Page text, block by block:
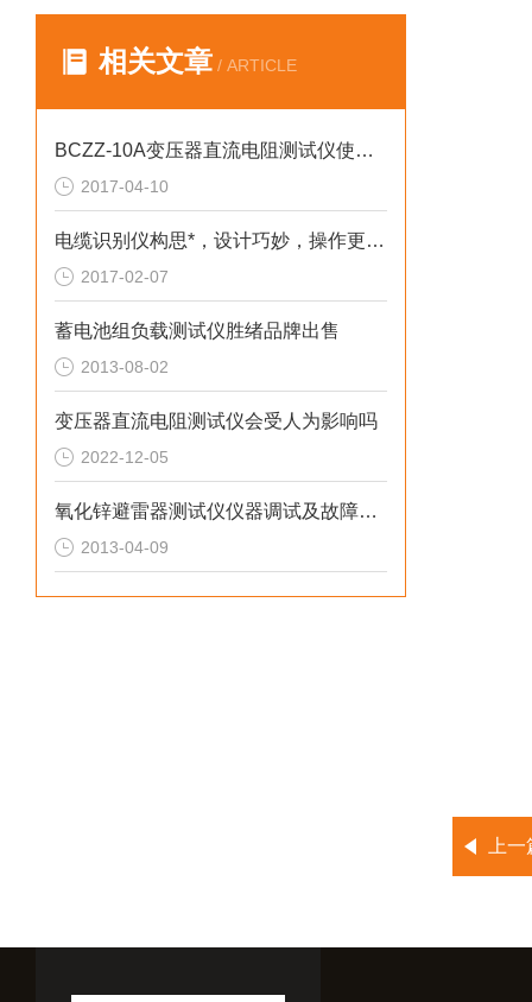
相关文章 / ARTICLE
BCZZ-10A变压器直流电阻测试仪使用方法
2017-04-10
电缆识别仪构思*，设计巧妙，操作更简捷方便
2017-02-07
蓄电池组负载测试仪胜绪品牌出售
2013-08-02
变压器直流电阻测试仪会受人为影响吗
2022-12-05
氧化锌避雷器测试仪仪器调试及故障处理
2013-04-09
上